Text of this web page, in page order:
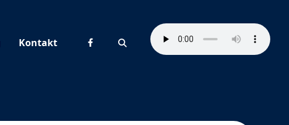
Kontakt